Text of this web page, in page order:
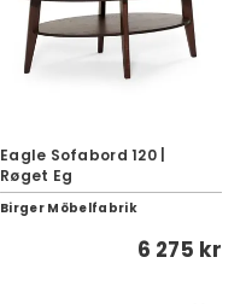
Eagle Sofabord 120 |
Røget Eg
Birger Möbelfabrik
6 275 kr